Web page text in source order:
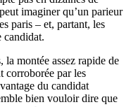
imaginer qu’un parieur
paris – et, partant, les
candidat.
la montée assez rapide de
corroborée par les
du candidat
bien vouloir dire que